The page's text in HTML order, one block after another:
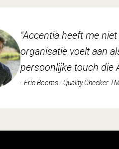
"Accentia heeft me
organisatie voelt aan
persoonlijke touch die
- Eric Booms - Quality Checker